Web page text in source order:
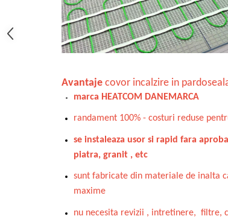
Avantaje covor incalzire in
marca HEATCOM DANEMARCA
randament 100% - costuri reduse
se instaleaza usor si rapid fara
piatra, granit , etc
sunt fabricate din materiale de inalta
maxime
nu necesita revizii , intretinere, filtre,